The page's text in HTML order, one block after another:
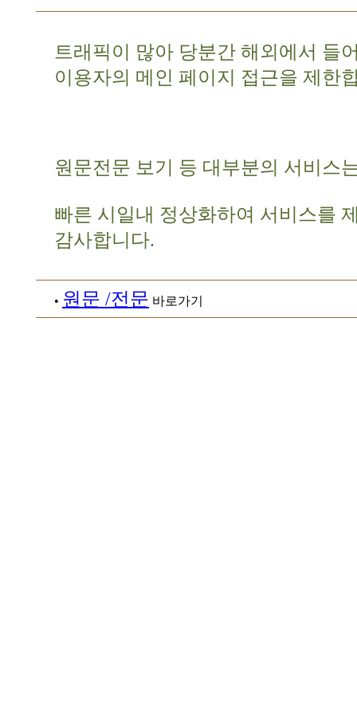
트래픽이 많아 당분간 해외에서 들
이용자의 메인 페이지 접근을 제한
원문전문 보기 등 대부분의 서비스
빠른 시일내 정상화하여 서비스를
감사합니다.
• 원문 /전문 바로가기